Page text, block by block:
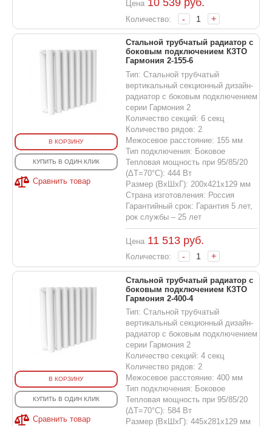
Цена 10 539руб.
Количество: - +
В КОРЗИНУ
КУПИТЬ В ОДИН КЛИК
Сравнить товар
Стальной трубчатый радиатор с
боковым подключением КЗТО
Гармония 2-155-6
Тип: Стальной трубчатый
вертикальный секционный дизайн-
радиатор с боковым подключением
серии Гармония 2
Количество секций: 6 секц
Количество рядов: 2
Межосевое расстояние: 155 мм
Тип подключения: Боковое
Тепловая мощность при 95/85/20
(ΔT=70°C): 444 Вт
Размер (ВхШхГ): 200х421х129 мм
Страна изготовления: Россия
Гарантийный срок: Гарантия 5 лет,
рок службы – 25 лет
Цена 11 513руб.
Количество: - +
В КОРЗИНУ
КУПИТЬ В ОДИН КЛИК
Сравнить товар
Стальной трубчатый радиатор с
боковым подключением КЗТО
Гармония 2-400-4
Тип: Стальной трубчатый
вертикальный секционный дизайн-
радиатор с боковым подключением
серии Гармония 2
Количество секций: 4 секц
Количество рядов: 2
Межосевое расстояние: 400 мм
Тип подключения: Боковое
Тепловая мощность при 95/85/20
(ΔT=70°C): 584 Вт
Размер (ВхШхГ): 445х281х129 мм